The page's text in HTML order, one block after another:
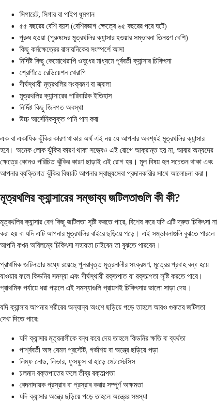
সিগারেট, সিগার বা পাইপ ধূমপান
৫৫ বছরের বেশি বয়স (বেশিরভাগ ক্ষেত্রে ৬৫ বছরের পরে ঘটে)
পুরুষ হওয়া (পুরুষদের মূত্রথলির ক্যান্সার হওয়ার সম্ভাবনা তিনগুণ বেশি)
কিছু কর্মক্ষেত্রের রাসায়নিকের সংস্পর্শে আসা
নির্দিষ্ট কিছু কেমোথেরাপি ওষুধের মাধ্যমে পূর্ববর্তী ক্যান্সার চিকিৎসা
শ্রোণীতে রেডিয়েশন থেরাপি
দীর্ঘস্থায়ী মূত্রথলির সংক্রমণ বা জ্বালা
মূত্রথলির ক্যান্সারের পারিবারিক ইতিহাস
নির্দিষ্ট কিছু জিনগত অবস্থা
উচ্চ আর্সেনিকযুক্ত পানি পান করা
এক বা একাধিক ঝুঁকির কারণ থাকার অর্থ এই নয় যে আপনার অবশ্যই মূত্রথলির ক্যান্সার
হবে। অনেক লোক ঝুঁকির কারণ থাকা সত্ত্বেও এই রোগে আক্রান্ত হয় না, আবার অন্যদের
ক্ষেত্রে কোনও পরিচিত ঝুঁকির কারণ ছাড়াই এই রোগ হয়। মূল বিষয় হল সচেতন থাকা এবং
আপনার ব্যক্তিগত ঝুঁকির বিষয়টি আপনার স্বাস্থ্যসেবা প্রদানকারীর সাথে আলোচনা করা।
মূত্রথলির ক্যান্সারের সম্ভাব্য জটিলতাগুলি কী কী?
মূত্রথলির ক্যান্সার বেশ কিছু জটিলতা সৃষ্টি করতে পারে, বিশেষ করে যদি এটি দ্রুত চিকিৎসা না
করা হয় বা যদি এটি আপনার মূত্রথলির বাইরে ছড়িয়ে পড়ে। এই সম্ভাবনাগুলি বুঝতে পারলে
আপনি কখন অবিলম্বে চিকিৎসা সহায়তা চাইবেন তা বুঝতে পারবেন।
প্রাথমিক জটিলতার মধ্যে রয়েছে পুনরাবৃত্ত মূত্রনালীর সংক্রমণ, মূত্রের প্রবাহ বন্ধ হয়ে
যাওয়ার ফলে কিডনির সমস্যা এবং দীর্ঘস্থায়ী রক্তপাত যা রক্তাল্পতা সৃষ্টি করতে পারে।
প্রাথমিক পর্যায়ে ধরা পড়লে এই সমস্যাগুলি প্রায়শই চিকিৎসার ভালো সাড়া দেয়।
যদি ক্যান্সার আপনার শরীরের অন্যান্য অংশে ছড়িয়ে পড়ে তাহলে আরও গুরুতর জটিলতা
দেখা দিতে পারে:
যদি ক্যান্সার মূত্রনালীকে বন্ধ করে দেয় তাহলে কিডনির ক্ষতি বা ব্যর্থতা
পার্শ্ববর্তী অঙ্গ যেমন প্রস্টেট, গর্ভাশয় বা অন্ত্রে ছড়িয়ে পড়া
লিম্ফ নোড, লিভার, ফুসফুস বা হাড়ে মেটাস্টেসিস
চলমান রক্তপাতের ফলে তীব্র রক্তাল্পতা
বেদনাদায়ক প্রস্রাব বা প্রস্রাব করার সম্পূর্ণ অক্ষমতা
যদি ক্যান্সার অন্ত্রে ছড়িয়ে পড়ে তাহলে অন্ত্রের সমস্যা